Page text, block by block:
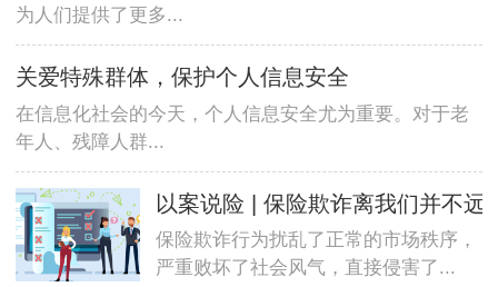
为人们提供了更多...
关爱特殊群体，保护个人信息安全
在信息化社会的今天，个人信息安全尤为重要。对于老
年人、残障人群...
以案说险 | 保险欺诈离我们并不远
保险欺诈行为扰乱了正常的市场秩序，
严重败坏了社会风气，直接侵害了...